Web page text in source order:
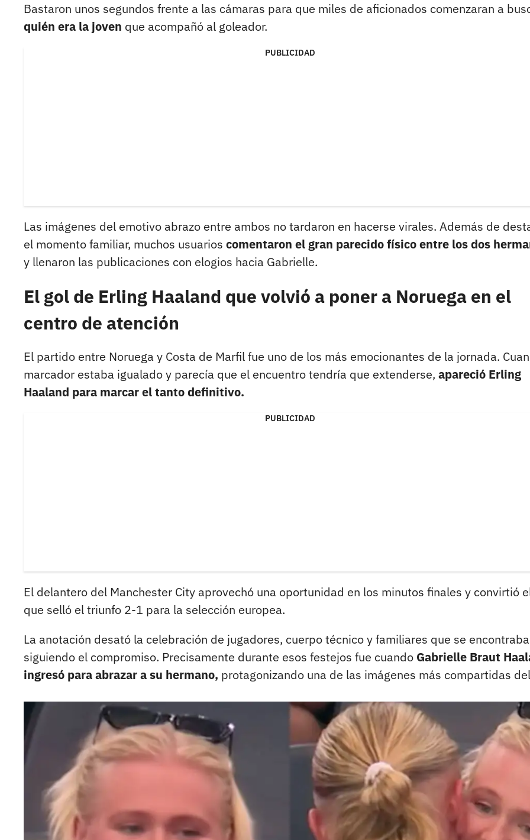
Bastaron unos segundos frente a las cámaras para que miles de aficionados comenzaran a
quién era la joven que acompañó al goleador.
PUBLICIDAD
Las imágenes del emotivo abrazo entre ambos no tardaron en hacerse virales. Además de
el momento familiar, muchos usuarios comentaron el gran parecido físico entre los dos
y llenaron las publicaciones con elogios hacia Gabrielle.
El gol de Erling Haaland que volvió a poner a Noruega en el
centro de atención
El partido entre Noruega y Costa de Marfil fue uno de los más emocionantes de la jornada.
marcador estaba igualado y parecía que el encuentro tendría que extenderse, apareció Erling
Haaland para marcar el tanto definitivo.
PUBLICIDAD
El delantero del Manchester City aprovechó una oportunidad en los minutos finales y convirtió
que selló el triunfo 2-1 para la selección europea.
La anotación desató la celebración de jugadores, cuerpo técnico y familiares que se
siguiendo el compromiso. Precisamente durante esos festejos fue cuando Gabrielle Braut
ingresó para abrazar a su hermano, protagonizando una de las imágenes más compartidas